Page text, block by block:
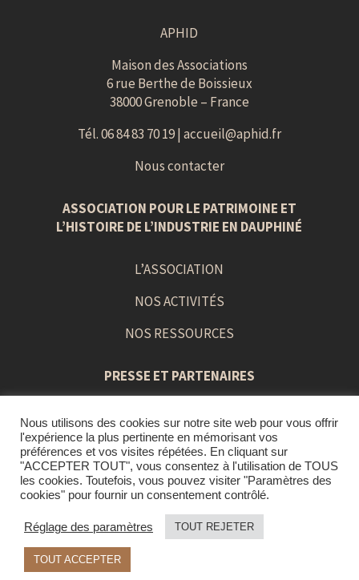
APHID
Maison des Associations
6 rue Berthe de Boissieux
38000 Grenoble – France
Tél. 06 84 83 70 19 | accueil@aphid.fr
Nous contacter
ASSOCIATION POUR LE PATRIMOINE ET
L’HISTOIRE DE L’INDUSTRIE EN DAUPHINÉ
L’ASSOCIATION
NOS ACTIVITÉS
NOS RESSOURCES
PRESSE ET PARTENAIRES
PRESS BOOK
LIENS ET PARTENAIRES
© 2021 APHID –
Nous utilisons des cookies sur notre site web pour vous offrir
l'expérience la plus pertinente en mémorisant vos
préférences et vos visites répétées. En cliquant sur
"ACCEPTER TOUT", vous consentez à l'utilisation de TOUS
les cookies. Toutefois, vous pouvez visiter "Paramètres des
cookies" pour fournir un consentement contrôlé.
Réglage des paramètres TOUT REJETER
TOUT ACCEPTER